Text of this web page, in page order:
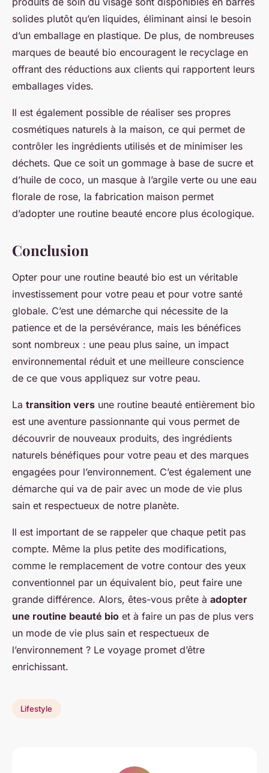
solides plutôt qu’en liquides, éliminant ainsi le besoin
d’un emballage en plastique. De plus, de nombreuses
marques de beauté bio encouragent le recyclage en
offrant des réductions aux clients qui rapportent leurs
emballages vides.
Il est également possible de réaliser ses propres
cosmétiques naturels à la maison, ce qui permet de
contrôler les ingrédients utilisés et de minimiser les
déchets. Que ce soit un gommage à base de sucre et
d’huile de coco, un masque à l’argile verte ou une eau
florale de rose, la fabrication maison permet
d’adopter une routine beauté encore plus écologique.
Conclusion
Opter pour une routine beauté bio est un véritable
investissement pour votre peau et pour votre santé
globale. C’est une démarche qui nécessite de la
patience et de la persévérance, mais les bénéfices
sont nombreux : une peau plus saine, un impact
environnemental réduit et une meilleure conscience
de ce que vous appliquez sur votre peau.
La transition vers une routine beauté entièrement bio
est une aventure passionnante qui vous permet de
découvrir de nouveaux produits, des ingrédients
naturels bénéfiques pour votre peau et des marques
engagées pour l’environnement. C’est également une
démarche qui va de pair avec un mode de vie plus
sain et respectueux de notre planète.
Il est important de se rappeler que chaque petit pas
compte. Même la plus petite des modifications,
comme le remplacement de votre contour des yeux
conventionnel par un équivalent bio, peut faire une
grande différence. Alors, êtes-vous prête à adopter
une routine beauté bio et à faire un pas de plus vers
un mode de vie plus sain et respectueux de
l’environnement ? Le voyage promet d’être
enrichissant.
Lifestyle